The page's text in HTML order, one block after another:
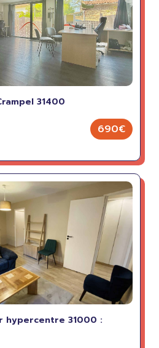
31400
690€
hypercentre 31000 :